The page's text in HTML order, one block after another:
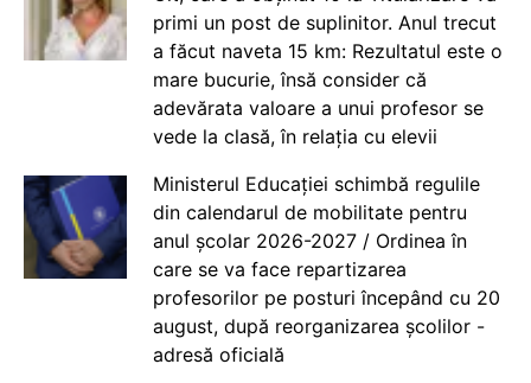
primi un post de suplinitor. Anul trecut
a făcut naveta 15 km: Rezultatul este o
mare bucurie, însă consider că
adevărata valoare a unui profesor se
vede la clasă, în relația cu elevii
Ministerul Educației schimbă regulile
din calendarul de mobilitate pentru
anul școlar 2026-2027 / Ordinea în
care se va face repartizarea
profesorilor pe posturi începând cu 20
august, după reorganizarea școlilor -
adresă oficială